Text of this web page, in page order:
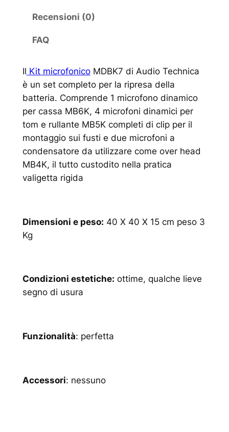
Recensioni (0)
FAQ
Il Kit microfonicoMDBK7 di Audio Technica
è un set completo per la ripresa della
batteria. Comprende 1 microfono dinamico
per cassa MB6K, 4 microfoni dinamici per
tom e rullante MB5K completi di clip per il
montaggio sui fusti e due microfoni a
condensatore da utilizzare come over head
MB4K, il tutto custodito nella pratica
valigetta rigida
Dimensioni e peso: 40 X 40 X 15 cm peso 3
Kg
Condizioni estetiche: ottime, qualche lieve
segno di usura
Funzionalità: perfetta
Accessori: nessuno